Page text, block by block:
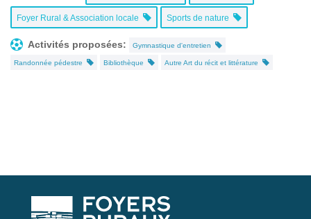
Foyer Rural & Association locale Sports de nature
Activités proposées: Gymnastique d'entretien
Randonnée pédestre Bibliothèque Autre Art du récit et littérature